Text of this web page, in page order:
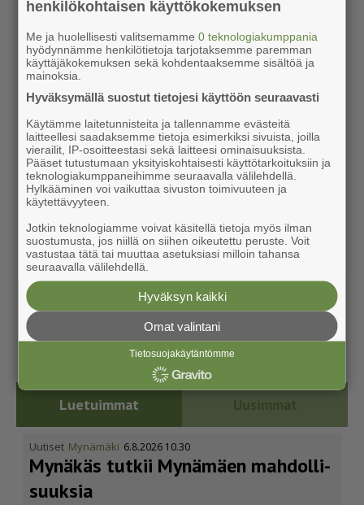
Luetuimmat Uusimmat
Uutiset Mynämäki 6.8.2026 10.30
Mynäkäs tutkii Mynämäen mahdol­li­
suuksia
henkilökohtaisen käyttökokemuksen
Me ja huolellisesti valitsemamme0 teknologiakumppania
hyödynnämme henkilötietoja tarjotaksemme paremman
käyttäjäkokemuksen sekä kohdentaaksemme sisältöä ja
mainoksia.
Hyväksymällä suostut tietojesi käyttöön seuraavasti
Käytämme laitetunnisteita ja tallennamme evästeitä
laitteellesi saadaksemme tietoja esimerkiksi sivuista, joilla
vierailit, IP-osoitteestasi sekä laitteesi ominaisuuksista.
Pääset tutustumaan yksityiskohtaisesti käyttötarkoituksiin ja
teknologiakumppaneihimme seuraavalla välilehdellä.
Hylkääminen voi vaikuttaa sivuston toimivuuteen ja
käytettävyyteen.
Jotkin teknologiamme voivat käsitellä tietoja myös ilman
suostumusta, jos niillä on siihen oikeutettu peruste. Voit
vastustaa tätä tai muuttaa asetuksiasi milloin tahansa
seuraavalla välilehdellä.
Hyväksyn kaikki
Omat valintani
Tietosuojakäytäntömme